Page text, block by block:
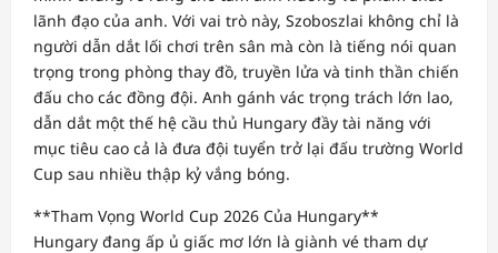
lãnh đạo của anh. Với vai trò này, Szoboszlai không chỉ là
người dẫn dắt lối chơi trên sân mà còn là tiếng nói quan
trọng trong phòng thay đồ, truyền lửa và tinh thần chiến
đấu cho các đồng đội. Anh gánh vác trọng trách lớn lao,
dẫn dắt một thế hệ cầu thủ Hungary đầy tài năng với
mục tiêu cao cả là đưa đội tuyển trở lại đấu trường World
Cup sau nhiều thập kỷ vắng bóng.
**Tham Vọng World Cup 2026 Của Hungary**
Hungary đang ấp ủ giấc mơ lớn là giành vé tham dự